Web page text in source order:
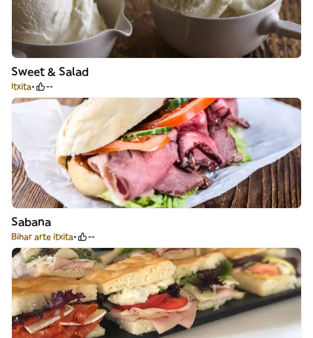
Sweet & Salad
Itxita --
Sabana
Bihar arte itxita --